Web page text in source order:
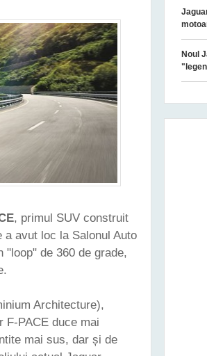
, primul SUV construit
avut loc la Salonul Auto
"loop" de 360 de grade,
Architecture),
F-PACE duce mai
mai sus, dar și de
Noul